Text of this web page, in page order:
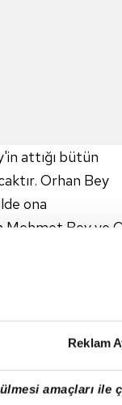
Reklam
amaçları ile
attığı bütün
Orhan Bey
ona
Mehmet Bey ve
Alaeddin Bey,
Alaeddin Bey,
ve Alaeddin Bey
Osman
gerilim